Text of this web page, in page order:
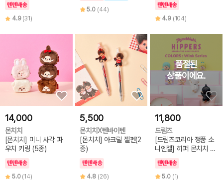
텐텐배송
4.9 (31)
5.0 (44)
텐텐배송
4.9 (104)
14,000
몬치치
[몬치치] 미니 사각 파
우치 키링 (5종)
텐텐배송
5.0 (14)
5,500
몬치치X텐바이텐
[몬치치] 아크릴 젤펜(2
종)
텐텐배송
4.8 (26)
11,800
드림즈
[드림즈코리아 정품 소
니엔젤] 히퍼 몬치치 컬
텐텐배송
5.0 (1)